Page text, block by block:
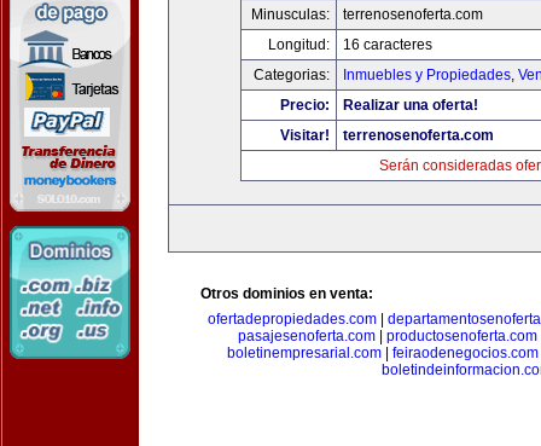
Minusculas:
terrenosenoferta.com
Longitud:
16 caracteres
Categorias:
Inmuebles y Propiedades,
Precio:
Realizar una oferta!
Visitar!
terrenosenoferta.com
Serán consideradas
Otros dominios en venta:
ofertadepropiedades.com
pasajesenoferta.com| productosenoferta.com
boletinempresarial.com| feiraodenegocios.com